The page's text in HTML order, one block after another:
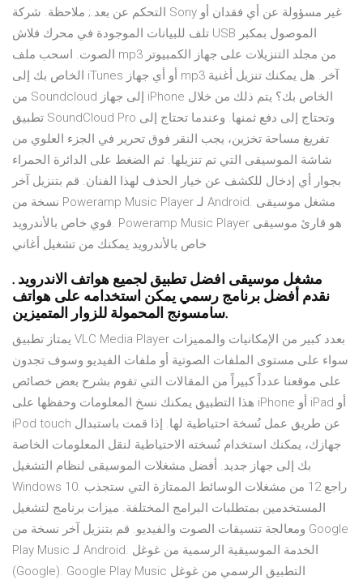
التحكم عن بعد.; ملاحظة. شركة Sony غير مسؤولة عن أي فقدان أو
تلف للبيانات الموجودة في محرك فلاش USB الموصول بمكبر
الصوت. اسحب ملف mp3 من مجلد التنزيلات على جهاز الكمبيوتر
الخاص بك إلى iTunes أو أي جهاز mp3 آخر. هل يمكنك تنزيل أغنية
من Soundcloud إلى جهاز iPhone الخاص بك؟ يتم ذلك من خلال
تطبيق SoundCloud Pro وتحتاج إلى دفع ثمنها. وعندما تحتاج إلى
تفريغ مساحة تخزين، يجب النقر فوق تحرير في الجزء العلوي من
شاشة الموسيقى التي تم تنزيلها. ثم الضغط على الدائرة الحمراء
بجوار أي إدخال للكشف عن خيار الحذف لهذا الفنان. قم بتنزيل آخر
نسخة من Poweramp Music Player لـ Android. مشغل موسيقى
قوي خاص بالأندرويد. Poweramp Music Player هو قارئ موسيقى
خاص بالأندرويد يمكنك من تشغيل أغاني
مشغل موسيقى افضل تطبيق لجميع هواتف الاندرويد .
نقدم أفضل برنامج رسمي يمكن استخدامه على هواتف
سامسونج المحمولة للزوار المتميزين.
يمتاز تطبيق VLC Media Player بعدد كبير من الإمكانيات والمميزات
سواء على مستوى الملفات الصوتية أو ملفات الفيديو وسوف تجدون
على موقعنا عدداً كبيراً من المقالات التي تقوم بشرح بعض خصائص
هذا التطبيق يمكنك نسخ المعلومات وحفظها على iPhone أو iPad أو
iPod touch عن طريق عمل نُسخة احتياطية لها. إذا قمت باستبدال
جهازك، يمكنك استخدام نُسخته الاحتياطية لنقل المعلومات الخاصة
بك إلى جهاز جديد. أفضل مشغلات الموسيقى لنظام التشغيل
Windows 10. راجع 12 من مشغلات الوسائط الممتازة التي ستجذب
المستخدمين بمتطلبات البرامج المختلفة. ميزات برنامج لتشغيل
ومعالجة تنسيقات الصوت والفيديو. قم بتنزيل آخر نسخة من Google
Play Music لـ Android. الخدمة الموسيقية الرسمية من غوغل
(Google). Google Play Music التطبيق الرسمي من غوغل